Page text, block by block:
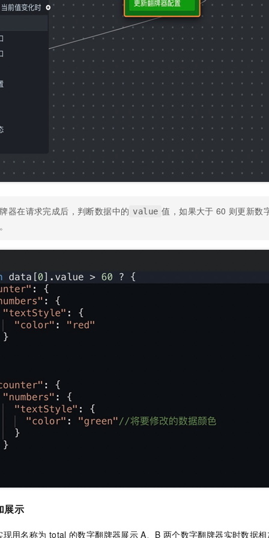
器在请求完成后，判断数据中的 value 值，如果大于 60 则更新数
展示
用名称为 total 的数字翻牌器展示 A、B 两个数字翻牌器实时数据